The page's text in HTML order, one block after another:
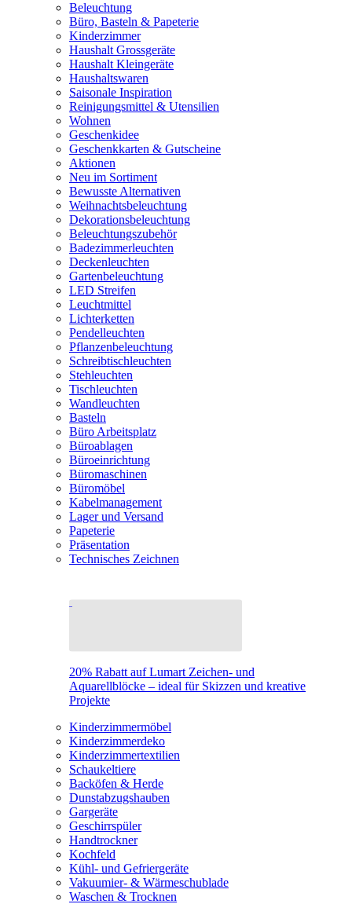
Beleuchtung
Büro, Basteln & Papeterie
Kinderzimmer
Haushalt Grossgeräte
Haushalt Kleingeräte
Haushaltswaren
Saisonale Inspiration
Reinigungsmittel & Utensilien
Wohnen
Geschenkidee
Geschenkkarten & Gutscheine
Aktionen
Neu im Sortiment
Bewusste Alternativen
Weihnachtsbeleuchtung
Dekorationsbeleuchtung
Beleuchtungszubehör
Badezimmerleuchten
Deckenleuchten
Gartenbeleuchtung
LED Streifen
Leuchtmittel
Lichterketten
Pendelleuchten
Pflanzenbeleuchtung
Schreibtischleuchten
Stehleuchten
Tischleuchten
Wandleuchten
Basteln
Büro Arbeitsplatz
Büroablagen
Büroeinrichtung
Büromaschinen
Büromöbel
Kabelmanagement
Lager und Versand
Papeterie
Präsentation
Technisches Zeichnen
20% Rabatt auf Lumart Zeichen- und
Aquarellblöcke – ideal für Skizzen und kreative
Projekte
Kinderzimmermöbel
Kinderzimmerdeko
Kinderzimmertextilien
Schaukeltiere
Backöfen & Herde
Dunstabzugshauben
Gargeräte
Geschirrspüler
Handtrockner
Kochfeld
Kühl- und Gefriergeräte
Vakuumier- & Wärmeschublade
Waschen & Trocknen